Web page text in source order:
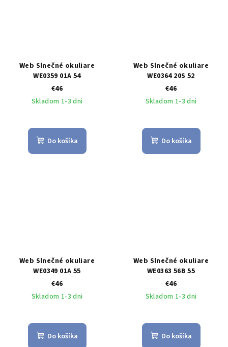
Web Slnečné okuliare
WE0359 01A 54
€46
Skladom 1-3 dni
Do košíka
Web Slnečné okuliare
WE0364 20S 52
€46
Skladom 1-3 dni
Do košíka
Web Slnečné okuliare
WE0349 01A 55
€46
Skladom 1-3 dni
Do košíka
Web Slnečné okuliare
WE0363 56B 55
€46
Skladom 1-3 dni
Do košíka